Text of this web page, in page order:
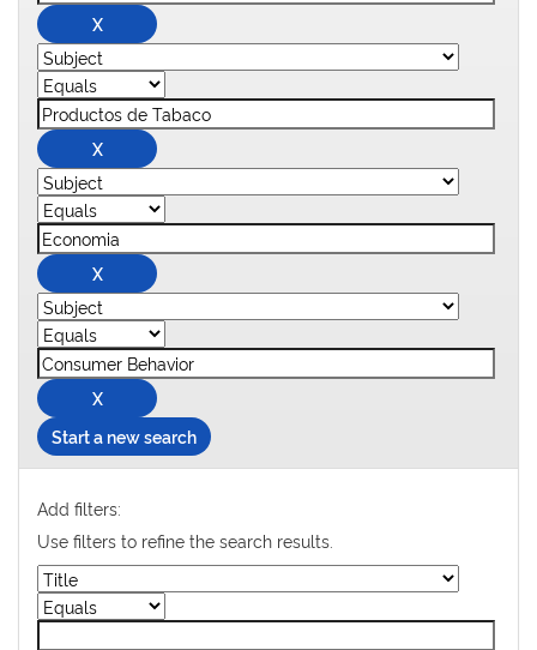
Start a new search
Add filters:
Use filters to refine the search results.